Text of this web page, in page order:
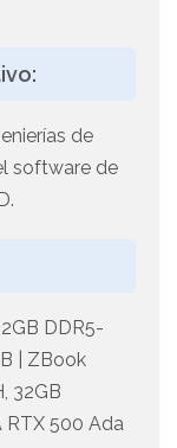
de
software de
DDR5-
| ZBook
32GB
RTX 500 Ada